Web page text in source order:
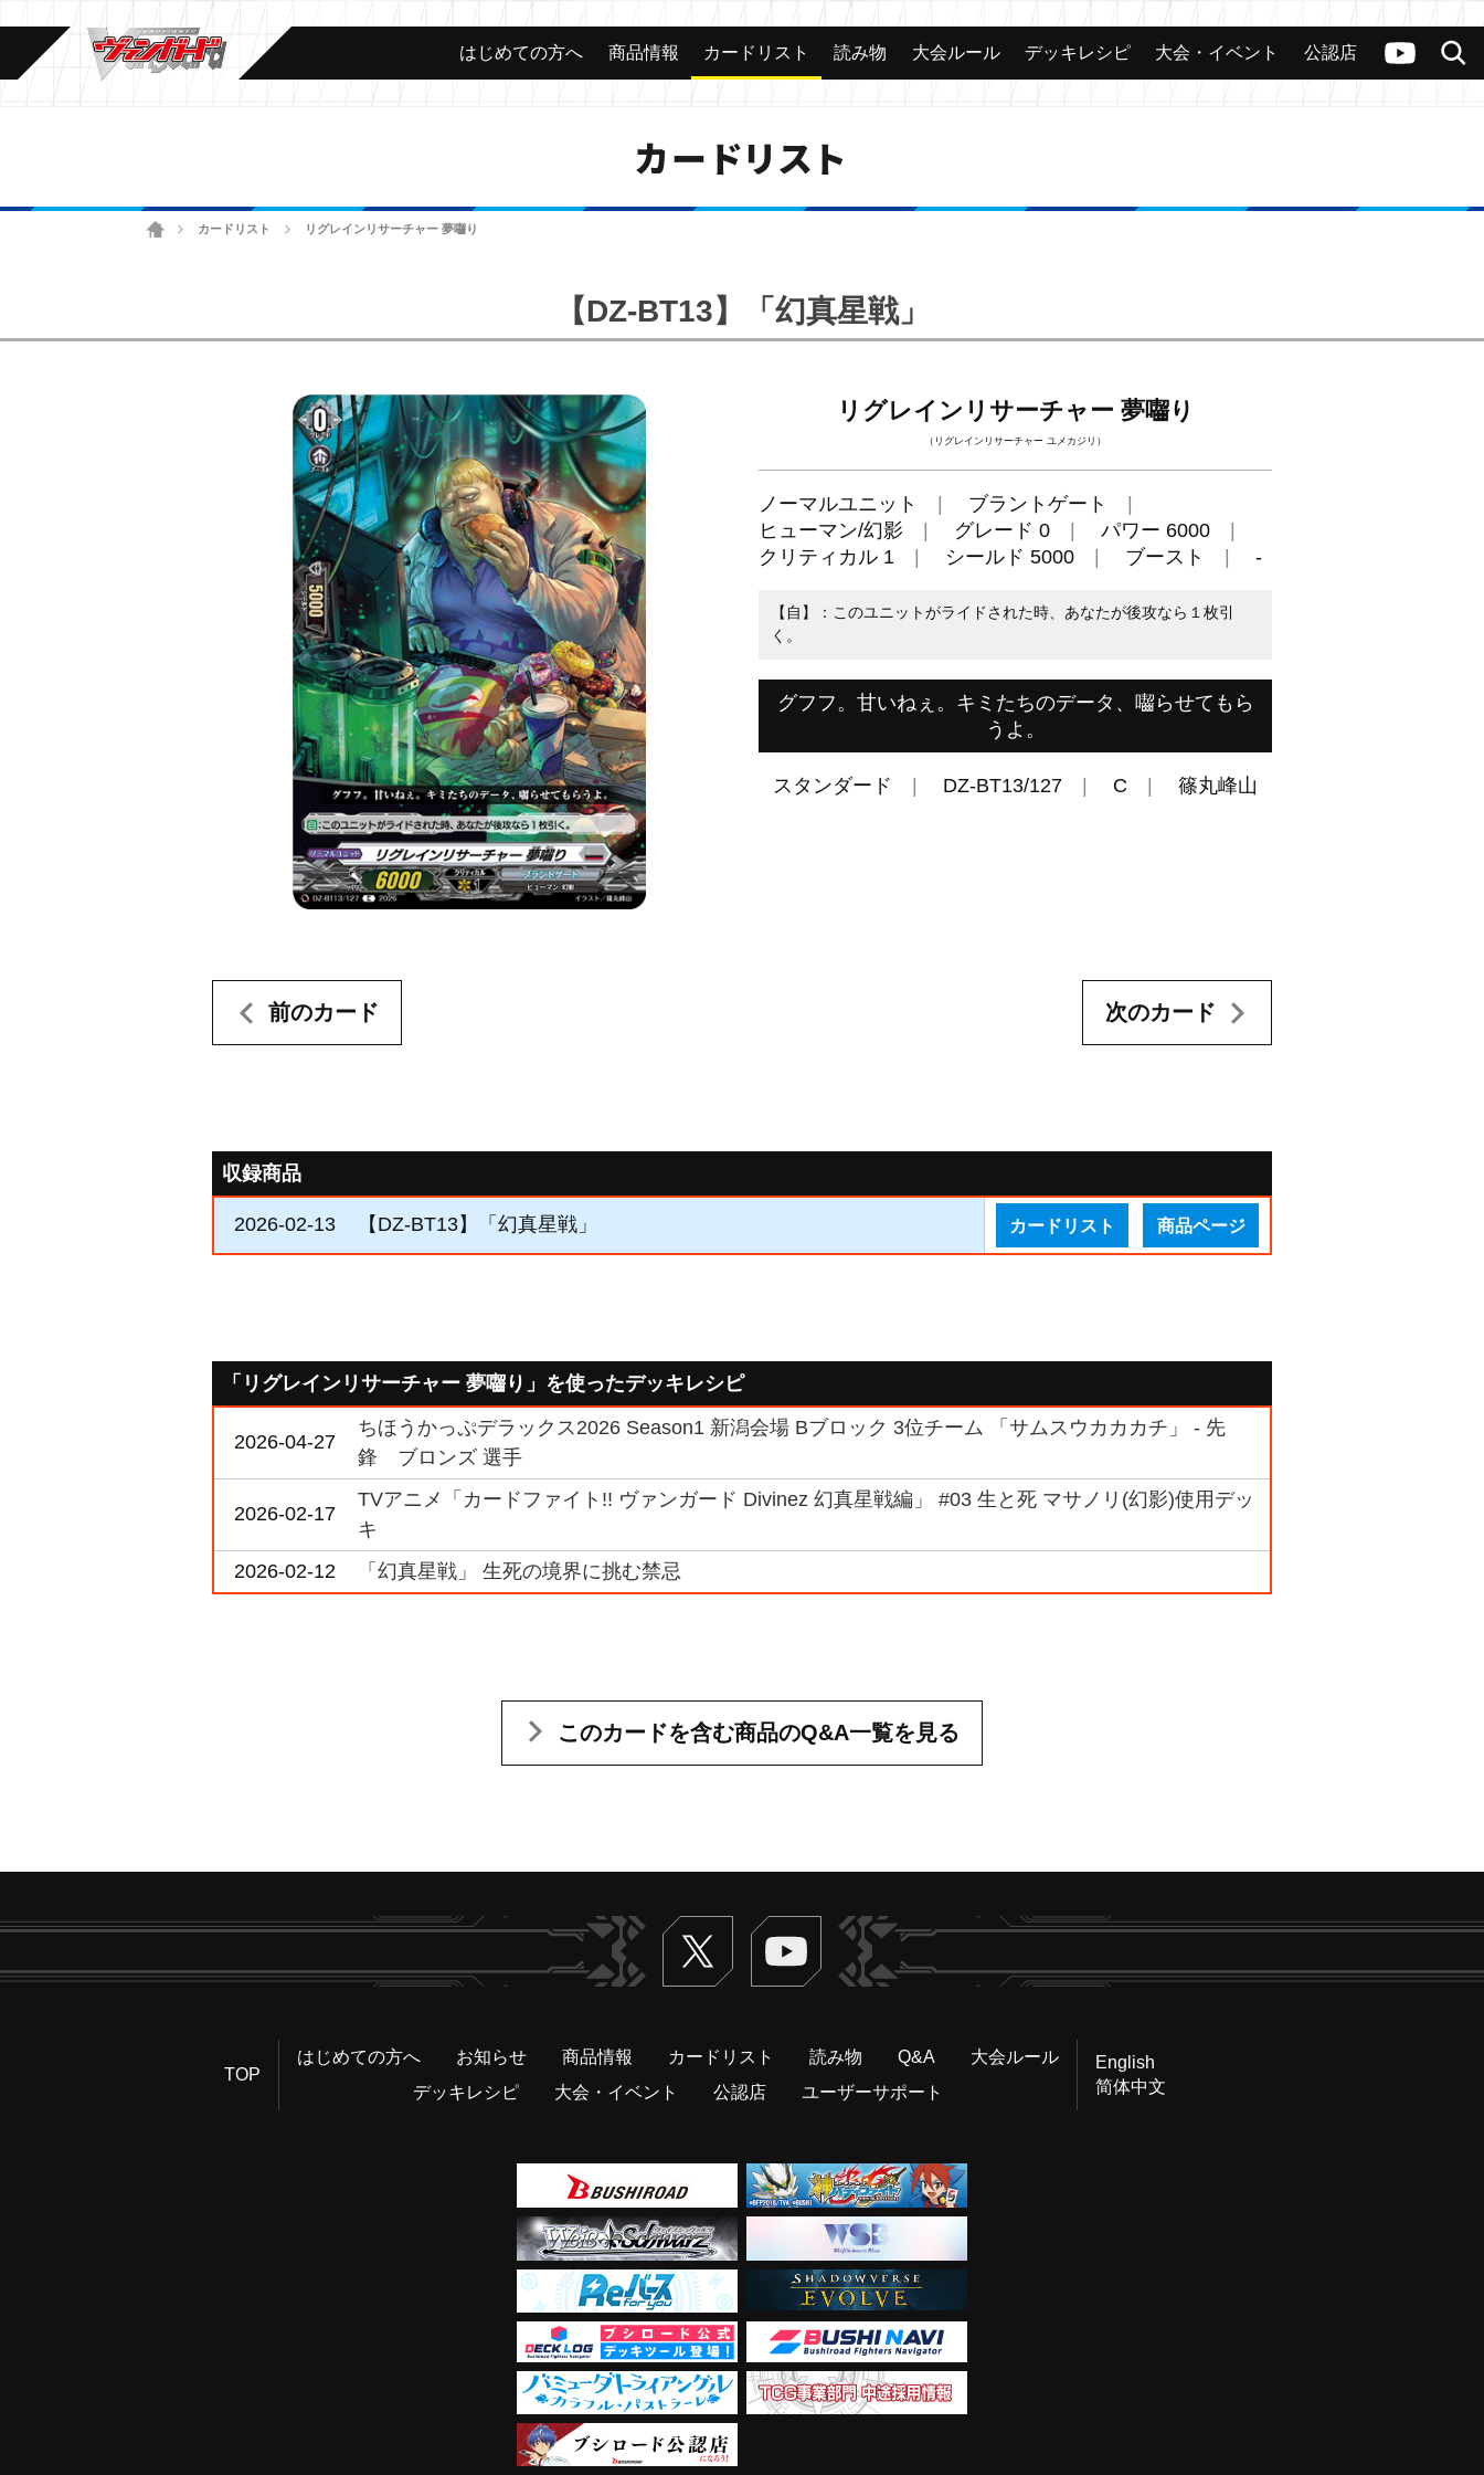
ヴァンガードch
検索
カード 大会 公認店舗 その他
はじめての方へ 商品情報 カードリスト 読み物 大会ルール デッキレシピ 大会・イベント 公認店
カードリスト
ホームカードリスト リグレインリサーチャー 夢囓り
【DZ-BT13】「幻真星戦」
リグレインリサーチャー 夢囓り
（リグレインリサーチャー ユメカジリ）
ノーマルユニット
ブラントゲート
ヒューマン/幻影
グレード 0
パワー 6000
クリティカル 1
シールド 5000 ブースト -
【自】：このユニットがライドされた時、あなたが後攻なら１枚引
く。
グフフ。甘いねぇ。キミたちのデータ、囓らせてもら
うよ。
スタンダード DZ-BT13/127 C 篠丸峰山
前のカード 次のカード
収録商品
2026-02-13 【DZ-BT13】「幻真星戦」 カードリスト 商品ページ
「リグレインリサーチャー 夢囓り」を使ったデッキレシピ
2026-04-27
ちほうかっぷデラックス2026 Season1 新潟会場 Bブロック 3位チーム 「サムスウカカカチ」 - 先
鋒 ブロンズ 選手
2026-02-17
TVアニメ「カードファイト!! ヴァンガード Divinez 幻真星戦編」 #03 生と死 マサノリ(幻影)使用デッ
キ
2026-02-12
「幻真星戦」 生死の境界に挑む禁忌
このカードを含む商品のQ&A一覧を見る
Twitter ヴァンガードch
TOP
はじめての方へ お知らせ 商品情報 カードリスト 読み物 Q&A
大会ルール
デッキレシピ
大会・イベント 公認店 ユーザーサポート
English
简体中文